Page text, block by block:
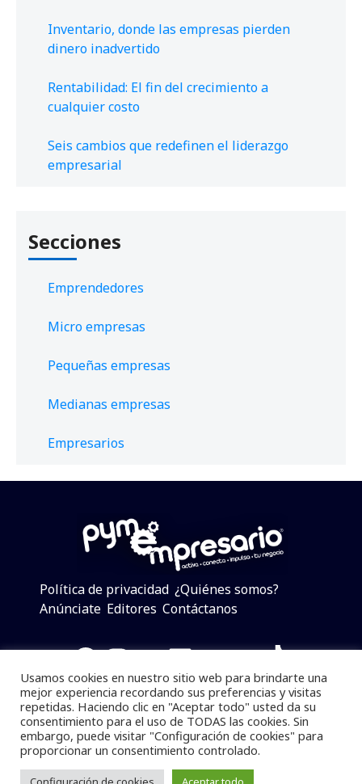
Inventario, donde las empresas pierden
dinero inadvertido
Rentabilidad: El fin del crecimiento a
cualquier costo
Seis cambios que redefinen el liderazgo
empresarial
Secciones
Emprendedores
Micro empresas
Pequeñas empresas
Medianas empresas
Empresarios
Política de privacidad ¿Quiénes somos?
Anúnciate Editores Contáctanos
Facebook
Instagram
Twitter
LinkedIn
Telegram
YouTube
TikTok
Pymempresario © 2025 Todos los derechos reservados.
Se prohibe el uso de la información total o parcial sin
dar referencia a la fuente.
Usamos cookies en nuestro sitio web para brindarte una
mejor experiencia recordando sus preferencias y visitas
repetidas. Haciendo clic en "Aceptar todo" usted da su
consentimiento para el uso de TODAS las cookies. Sin
embargo, puede visitar "Configuración de cookies" para
proporcionar un consentimiento controlado.